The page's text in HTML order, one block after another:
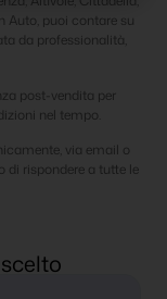
Auto, puoi contare su
da professionalità,
post-vendita per
nel tempo.
via email o
di rispondere a tutte le